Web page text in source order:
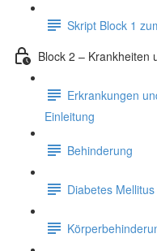
Skript Block 1
Block 2 – Krankheiten
Erkrankungen
Einleitung
Behinderung
Diabetes Mellitus